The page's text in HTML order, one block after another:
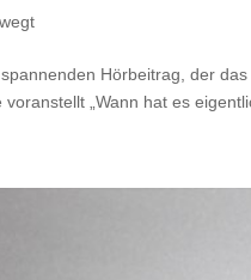
Hörbeitrag, der
„Wann hat es